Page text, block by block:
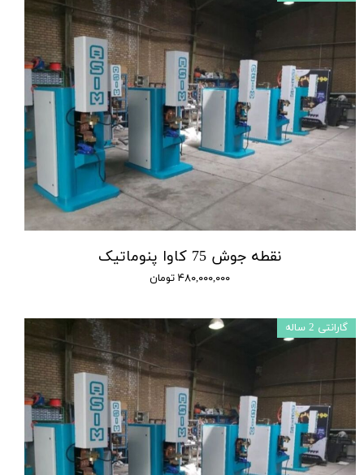
نقطه جوش 75 کاوا پنوماتیک
۴۸۰,۰۰۰,۰۰۰ تومان
گارانتی 2 ساله